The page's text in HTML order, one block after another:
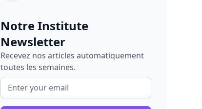
Notre Institute
Newsletter
Recevez nos articles automatiquement
toutes les semaines.